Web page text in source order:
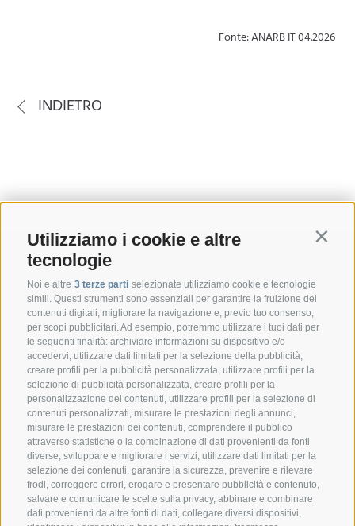
Utilizziamo i cookie e altre
tecnologie
Noi e altre 3 terze parti selezionate utilizziamo cookie e tecnologie
simili. Questi strumenti sono essenziali per garantire la fruizione dei
contenuti digitali, migliorare la navigazione e, previo tuo consenso,
per scopi pubblicitari. Ad esempio, potremmo utilizzare i tuoi dati per
le seguenti finalità: archiviare informazioni su dispositivo e/o
accedervi, utilizzare dati limitati per la selezione della pubblicità,
creare profili per la pubblicità personalizzata, utilizzare profili per la
selezione di pubblicità personalizzata, creare profili per la
personalizzazione dei contenuti, utilizzare profili per la selezione di
contenuti personalizzati, misurare le prestazioni degli annunci,
misurare le prestazioni dei contenuti, comprendere il pubblico
attraverso statistiche o la combinazione di dati provenienti da fonti
diverse, sviluppare e migliorare i servizi, utilizzare dati limitati per la
selezione dei contenuti, garantire la sicurezza, prevenire e rilevare
frodi, correggere errori, erogare e presentare pubblicità e contenuto,
salvare e comunicare le scelte sulla privacy, abbinare e combinare
dati provenienti da altre fonti di dati, collegare diversi dispositivi,
Fonte: ANARB IT 04.2026
INDIETRO
CONTATTO
Federazione Prov.le Allevatori Trento
Via delle Bettine, 40 - 38121 Trento
Tel.:+39 0461 432111
info@superbrown.it